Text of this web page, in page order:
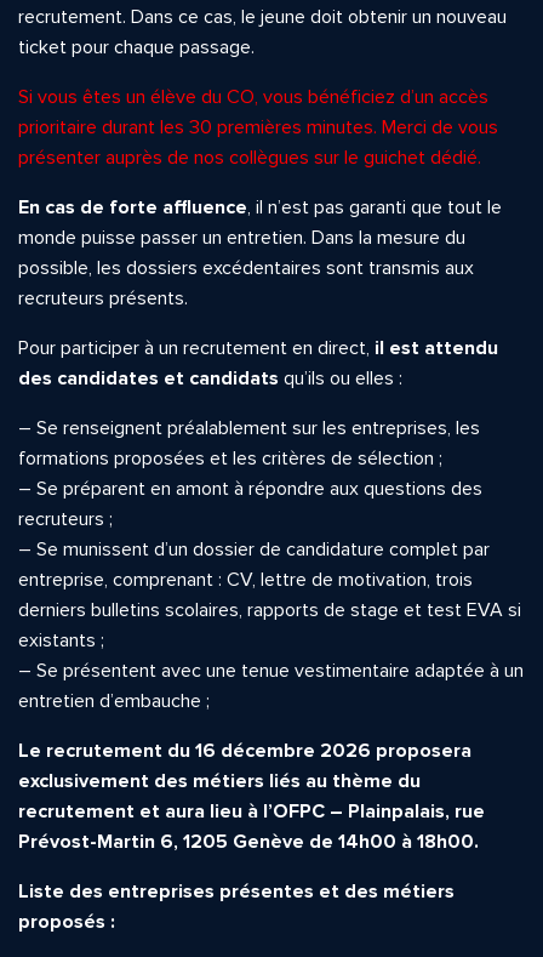
recrutement. Dans ce cas, le jeune doit obtenir un nouveau
ticket pour chaque passage.
Si vous êtes un élève du CO, vous bénéficiez d’un accès
prioritaire durant les 30 premières minutes. Merci de vous
présenter auprès de nos collègues sur le guichet dédié.
En cas de forte affluence, il n’est pas garanti que tout le
monde puisse passer un entretien. Dans la mesure du
possible, les dossiers excédentaires sont transmis aux
recruteurs présents.
Pour participer à un recrutement en direct, il est attendu
des candidates et candidats qu’ils ou elles :
– Se renseignent préalablement sur les entreprises, les
formations proposées et les critères de sélection ;
– Se préparent en amont à répondre aux questions des
recruteurs ;
– Se munissent d’un dossier de candidature complet par
entreprise, comprenant : CV, lettre de motivation, trois
derniers bulletins scolaires, rapports de stage et test EVA si
existants ;
– Se présentent avec une tenue vestimentaire adaptée à un
entretien d’embauche ;
Le recrutement du 16 décembre 2026 proposera
exclusivement des métiers liés au thème du
recrutement et aura lieu à l’OFPC – Plainpalais, rue
Prévost-Martin 6, 1205 Genève de 14h00 à 18h00.
Liste des entreprises présentes et des métiers
proposés :